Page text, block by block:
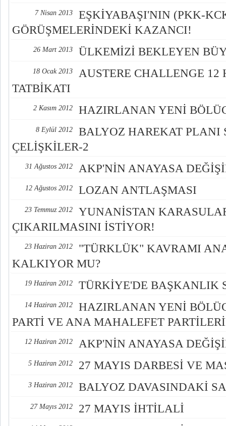
7 Nisan 2013
EŞKİYABAŞI'NIN (PKK-
GÖRÜŞMELERİNDEKİ KAZANCI!
26 Mart 2013 ÜLKEMİZİ BEKLEYEN
18 Ocak 2013
AUSTERE CHALLENGE 12
TATBİKATI
2 Kasım 2012 HAZIRLANAN YENİ
8 Eylül 2012
BALYOZ HAREKAT
ÇELİŞKİLER-2
31 Ağustos 2012 AKP'NİN ANAYASA
12 Ağustos 2012 LOZAN ANTLAŞMASI
23 Temmuz 2012
YUNANİSTAN
ÇIKARILMASINI İSTİYOR!
23 Haziran 2012
"TÜRKLÜK" KAVRAMI
KALKIYOR MU?
19 Haziran 2012 TÜRKİYE'DE BAŞKANLIK
14 Haziran 2012
HAZIRLANAN YENİ
PARTİ VE ANA MAHALEFET
12 Haziran 2012 AKP'NİN ANAYASA
5 Haziran 2012 27 MAYIS DARBESİ VE
3 Haziran 2012 BALYOZ DAVASINDAKİ
27 Mayıs 2012 27 MAYIS İHTİLALİ